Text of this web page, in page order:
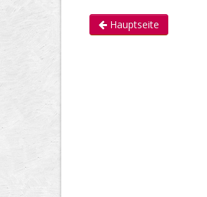
Hauptseite